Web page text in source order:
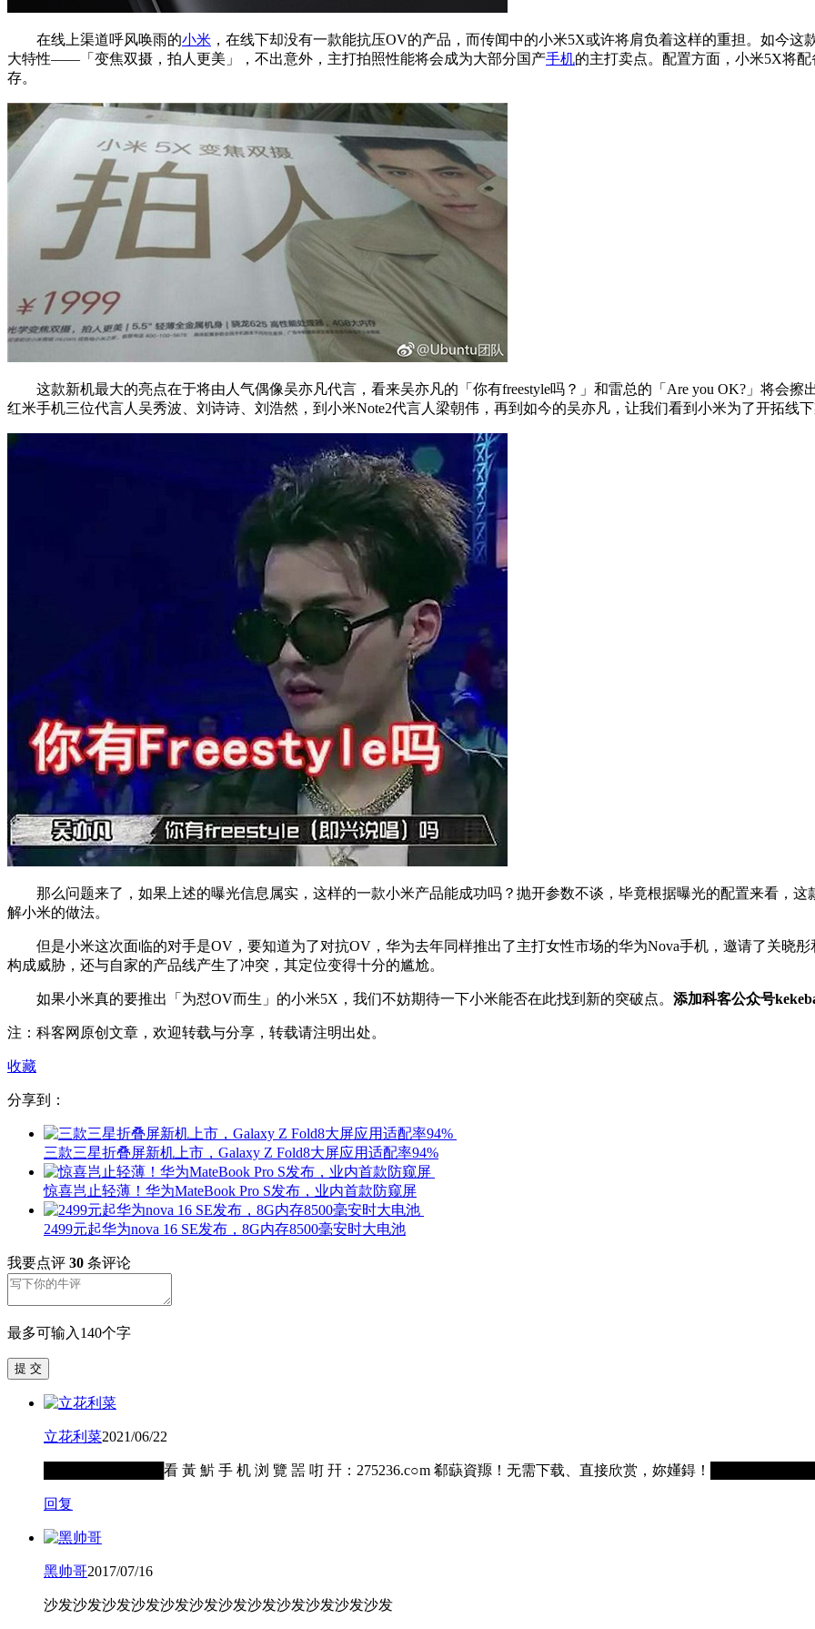
在线上渠道呼风唤雨的小米 ，在线下却没有一款能抗压OV的产品，而传闻中的小米5X或许将肩负着这样的重担。如今
大特性——「变焦双摄，拍人更美」，不出意外，主打拍照性能将会成为大部分国产手机的主打卖点。配置方面，小米5X将
存。
这款新机最大的亮点在于将由人气偶像吴亦凡代言，看来吴亦凡的「你有freestyle吗？」和雷总的「Are you OK?」将会擦
红米手机三位代言人吴秀波、刘诗诗、刘浩然，到小米Note2代言人梁朝伟，再到如今的吴亦凡，让我们看到小米为了开拓线
那么问题来了，如果上述的曝光信息属实，这样的一款小米产品能成功吗？抛开参数不谈，毕竟根据曝光的配置来看，这
解小米的做法。
但是小米这次面临的对手是OV，要知道为了对抗OV，华为去年同样推出了主打女性市场的华为Nova手机，邀请了关晓
构成威胁，还与自家的产品线产生了冲突，其定位变得十分的尴尬。
如果小米真的要推出「为怼OV而生」的小米5X，我们不妨期待一下小米能否在此找到新的突破点。 添加科客公众号
注：科客网原创文章，欢迎转载与分享，转载请注明出处。
收藏
分享到：
三款三星折叠屏新机上市，Galaxy Z Fold8大屏应用适配率94%
惊喜岂止轻薄！华为MateBook Pro S发布，业内首款防窥屏
2499元起华为nova 16 SE发布，8G内存8500毫安时大电池
我要点评 30 条评论
最多可输入140个字
提 交
立花利菜2021/06/22
████████████看 黃 魸 手 机 浏 覽 噐 咑 幵：275236.c○m 郗蒛資羱！无需下载、直接欣赏，妳嬞鍀！
回复
黑帅哥2017/07/16
沙发沙发沙发沙发沙发沙发沙发沙发沙发沙发沙发沙发